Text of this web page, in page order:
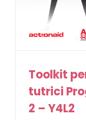
Toolkit
tutrici
2 – Y4L2